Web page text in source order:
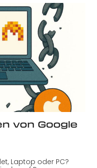
von Google
Laptop oder PC?